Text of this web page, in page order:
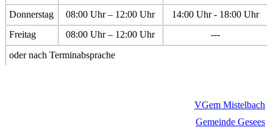
Donnerstag
08:00 Uhr – 12:00 Uhr
14:00 Uhr - 18:00 Uhr
Freitag
08:00 Uhr – 12:00 Uhr
---
oder nach Terminabsprache
VGem Mistelbach
Gemeinde Gesees